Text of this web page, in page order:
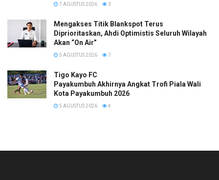
7 AGUSTUS 2026 3
Mengakses Titik Blankspot Terus
Diprioritaskan, Ahdi Optimistis Seluruh Wilayah
Akan “On Air”
5 AGUSTUS 2026 7
Tigo Kayo FC
Payakumbuh Akhirnya Angkat Trofi Piala Wali
Kota Payakumbuh 2026
5 AGUSTUS 2026 4